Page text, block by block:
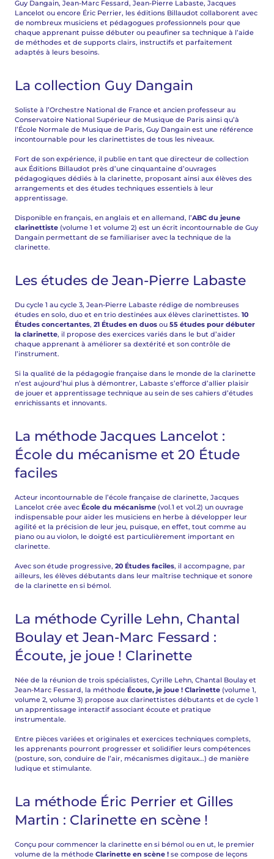
Guy Dangain, Jean-Marc Fessard, Jean-Pierre Labaste, Jacques
Lancelot ou encore Éric Perrier, les éditions Billaudot collaborent avec
de nombreux musiciens et pédagogues professionnels pour que
chaque apprenant puisse débuter ou peaufiner sa technique à l’aide
de méthodes et de supports clairs, instructifs et parfaitement
adaptés à leurs besoins.
La collection Guy Dangain
Soliste à l’Orchestre National de France et ancien professeur au
Conservatoire National Supérieur de Musique de Paris ainsi qu’à
l’École Normale de Musique de Paris, Guy Dangain est une référence
incontournable pour les clarinettistes de tous les niveaux.
Fort de son expérience, il publie en tant que directeur de collection
aux Éditions Billaudot près d’une cinquantaine d’ouvrages
pédagogiques dédiés à la clarinette, proposant ainsi aux élèves des
arrangements et des études techniques essentiels à leur
apprentissage.
Disponible en français, en anglais et en allemand, l’ABC du jeune
clarinettiste (volume 1 et volume 2) est un écrit incontournable de Guy
Dangain permettant de se familiariser avec la technique de la
clarinette.
Les études de Jean-Pierre Labaste
Du cycle 1 au cycle 3, Jean-Pierre Labaste rédige de nombreuses
études en solo, duo et en trio destinées aux élèves clarinettistes. 10
Études concertantes, 21 Études en duos ou 55 études pour débuter
la clarinette, il propose des exercices variés dans le but d’aider
chaque apprenant à améliorer sa dextérité et son contrôle de
l’instrument.
Si la qualité de la pédagogie française dans le monde de la clarinette
n’est aujourd’hui plus à démontrer, Labaste s’efforce d’allier plaisir
de jouer et apprentissage technique au sein de ses cahiers d’études
enrichissants et innovants.
La méthode Jacques Lancelot :
École du mécanisme et 20 Étude
faciles
Acteur incontournable de l’école française de clarinette, Jacques
Lancelot crée avec École du mécanisme (vol.1 et vol.2) un ouvrage
indispensable pour aider les musiciens en herbe à développer leur
agilité et la précision de leur jeu, puisque, en effet, tout comme au
piano ou au violon, le doigté est particulièrement important en
clarinette.
Avec son étude progressive, 20 Études faciles, il accompagne, par
ailleurs, les élèves débutants dans leur maîtrise technique et sonore
de la clarinette en si bémol.
La méthode Cyrille Lehn, Chantal
Boulay et Jean-Marc Fessard :
Écoute, je joue ! Clarinette
Née de la réunion de trois spécialistes, Cyrille Lehn, Chantal Boulay et
Jean-Marc Fessard, la méthode Écoute, je joue ! Clarinette (volume 1,
volume 2, volume 3) propose aux clarinettistes débutants et de cycle 1
un apprentissage interactif associant écoute et pratique
instrumentale.
Entre pièces variées et originales et exercices techniques complets,
les apprenants pourront progresser et solidifier leurs compétences
(posture, son, conduire de l’air, mécanismes digitaux…) de manière
ludique et stimulante.
La méthode Éric Perrier et Gilles
Martin : Clarinette en scène !
Conçu pour commencer la clarinette en si bémol ou en ut, le premier
volume de la méthode Clarinette en scène ! se compose de leçons